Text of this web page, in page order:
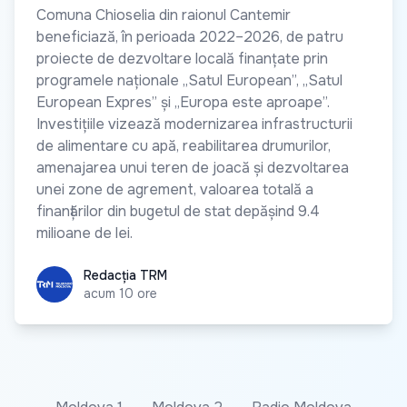
Comuna Chioselia din raionul Cantemir
beneficiază, în perioada 2022–2026, de patru
proiecte de dezvoltare locală finanțate prin
programele naționale „Satul European”, „Satul
European Expres” și „Europa este aproape”.
Investițiile vizează modernizarea infrastructurii
de alimentare cu apă, reabilitarea drumurilor,
amenajarea unui teren de joacă și dezvoltarea
unei zone de agrement, valoarea totală a
finanțărilor din bugetul de stat depășind 9.4
milioane de lei.
Redacția TRM
Redacția TRM
acum 10 ore